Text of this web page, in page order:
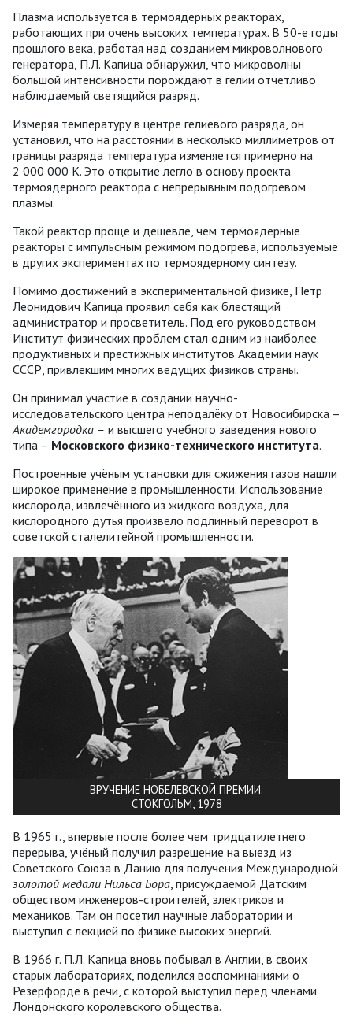
Плазма используется в термоядерных реакторах,
работающих при очень высоких температурах. В 50-е годы
прошлого века, работая над созданием микроволнового
генератора, П.Л. Капица обнаружил, что микроволны
большой интенсивности порождают в гелии отчетливо
наблюдаемый светящийся разряд.
Измеряя температуру в центре гелиевого разряда, он
установил, что на расстоянии в несколько миллиметров от
границы разряда температура изменяется примерно на
2 000 000 К. Это открытие легло в основу проекта
термоядерного реактора с непрерывным подогревом
плазмы.
Такой реактор проще и дешевле, чем термоядерные
реакторы с импульсным режимом подогрева, используемые
в других экспериментах по термоядерному синтезу.
Помимо достижений в экспериментальной физике, Пётр
Леонидович Капица проявил себя как блестящий
администратор и просветитель. Под его руководством
Институт физических проблем стал одним из наиболее
продуктивных и престижных институтов Академии наук
СССР, привлекшим многих ведущих физиков страны.
Он принимал участие в создании научно-
исследовательского центра неподалёку от Новосибирска –
Академгородка – и высшего учебного заведения нового
типа – Московского физико-технического института.
Построенные учёным установки для сжижения газов нашли
широкое применение в промышленности. Использование
кислорода, извлечённого из жидкого воздуха, для
кислородного дутья произвело подлинный переворот в
советской сталелитейной промышленности.
ВРУЧЕНИЕ НОБЕЛЕВСКОЙ ПРЕМИИ.
СТОКГОЛЬМ, 1978
В 1965 г., впервые после более чем тридцатилетнего
перерыва, учёный получил разрешение на выезд из
Советского Союза в Данию для получения Международной
золотой медали Нильса Бора, присуждаемой Датским
обществом инженеров-строителей, электриков и
механиков. Там он посетил научные лаборатории и
выступил с лекцией по физике высоких энергий.
В 1966 г. П.Л. Капица вновь побывал в Англии, в своих
старых лабораториях, поделился воспоминаниями о
Резерфорде в речи, с которой выступил перед членами
Лондонского королевского общества.